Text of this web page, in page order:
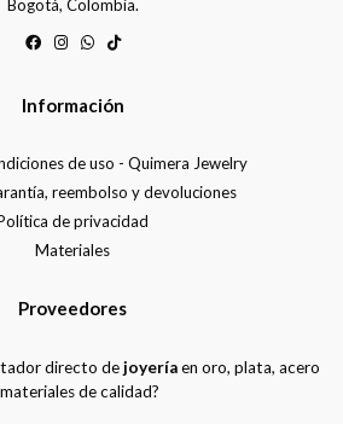
Bogotá, Colombia.
Información
de uso - Quimera Jewelry
reembolso y devoluciones
de privacidad
Materiales
Proveedores
directo dejoyeríaen oro, plata, acero
de calidad?